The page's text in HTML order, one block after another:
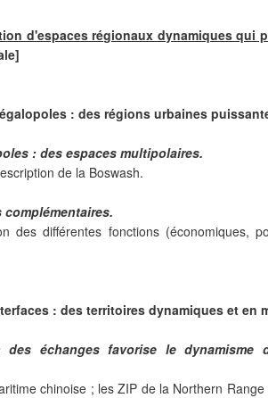
d'espaces régionaux dynamiques qui
: des régions urbaines
: des espaces multipolaires.
de la Boswash.
complémentaires.
des différentes fonctions (économiques,
: des territoires dynamiques et en
des échanges favorise le dynamisme
chinoise ; les ZIP de la Northern